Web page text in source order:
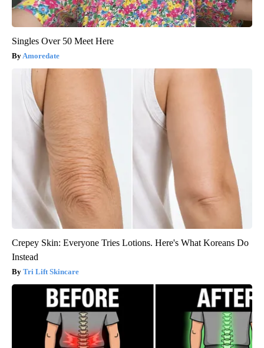
Singles Over 50 Meet Here
Amoredate
Crepey Skin: Everyone Tries Lotions. Here's What Koreans Do
Instead
Tri Lift Skincare